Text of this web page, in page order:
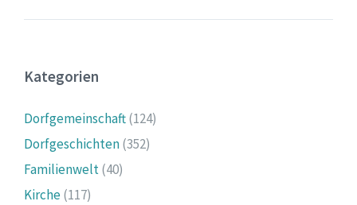
Kategorien
Dorfgemeinschaft(124)
Dorfgeschichten(352)
Familienwelt(40)
Kirche(117)